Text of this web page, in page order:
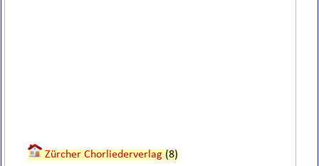
Zürcher Chorliederverlag (8)